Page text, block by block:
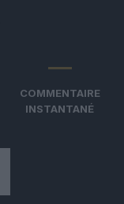
COMMENTAIRE
INSTANTANÉ